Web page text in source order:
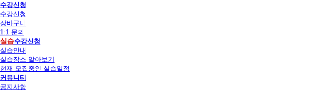
수강신청
수강신청
장바구니
1:1 문의
실습수강신청
실습안내
실습장소 알아보기
현재 모집중인 실습일정
커뮤니티
공지사항